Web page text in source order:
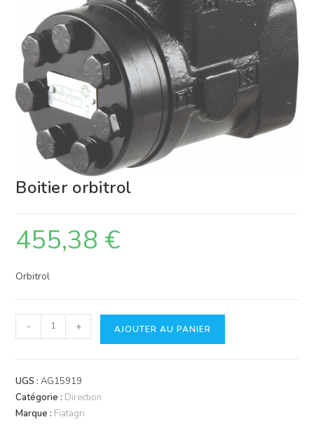
Boitier orbitrol
455,38 €
Orbitrol
quantité
de
orbitrol
- + AJOUTER AU PANIER
UGS :AG15919
Catégorie : Direction
Marque : Fiatagri